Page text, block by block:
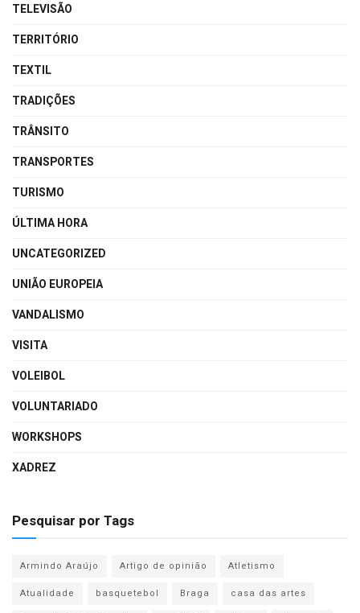
TELEVISÃO
TERRITÓRIO
TEXTIL
TRADIÇÕES
TRÂNSITO
TRANSPORTES
TURISMO
ÚLTIMA HORA
UNCATEGORIZED
UNIÃO EUROPEIA
VANDALISMO
VISITA
VOLEIBOL
VOLUNTARIADO
WORKSHOPS
XADREZ
Pesquisar por Tags
Armindo Araújo Artigo de opinião
Atletismo
Atualidade
basquetebol Braga
casa das artes